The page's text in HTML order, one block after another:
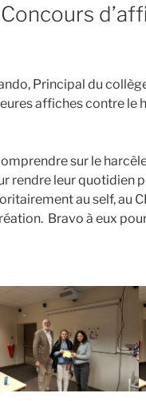
Principal du
affiches contre le
sur le
rendre leur quotidien
au self, au
Bravo à eux